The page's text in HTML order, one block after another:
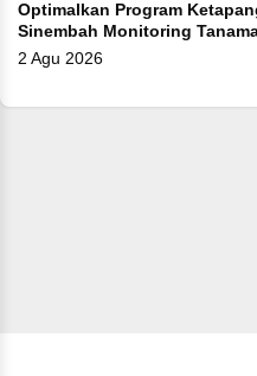
Optimalkan Program
Sinembah Monitoring
2 Agu 2026